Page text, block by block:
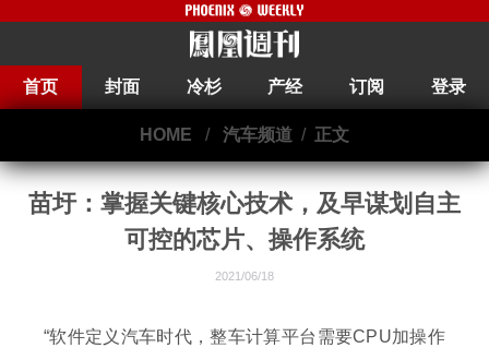
首页 封面 冷杉 产经 订阅 登录
HOME / 汽车频道 / 正文
苗圩：掌握关键核心技术，及早谋划自主
可控的芯片、操作系统
2021/06/18
“软件定义汽车时代，整车计算平台需要CPU加操作